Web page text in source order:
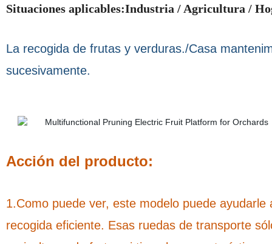
Situaciones aplicables:Industria / Agricultura /
La recogida de frutas y verduras./Casa
sucesivamente.
Acción del producto:
1.Como puede ver, este modelo puede
recogida eficiente. Esas ruedas de transporte